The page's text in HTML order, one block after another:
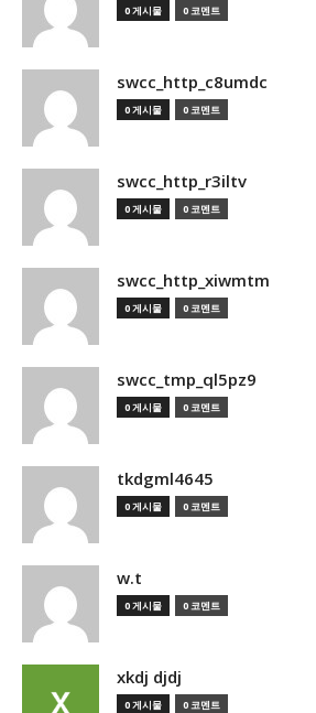
0 게시물 0 코멘트
swcc_http_c8umdc
0 게시물 0 코멘트
swcc_http_r3iltv
0 게시물 0 코멘트
swcc_http_xiwmtm
0 게시물 0 코멘트
swcc_tmp_ql5pz9
0 게시물 0 코멘트
tkdgml4645
0 게시물 0 코멘트
w.t
0 게시물 0 코멘트
xkdj djdj
0 게시물 0 코멘트